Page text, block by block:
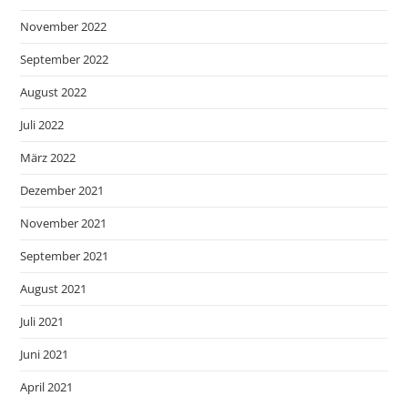
November 2022
September 2022
August 2022
Juli 2022
März 2022
Dezember 2021
November 2021
September 2021
August 2021
Juli 2021
Juni 2021
April 2021